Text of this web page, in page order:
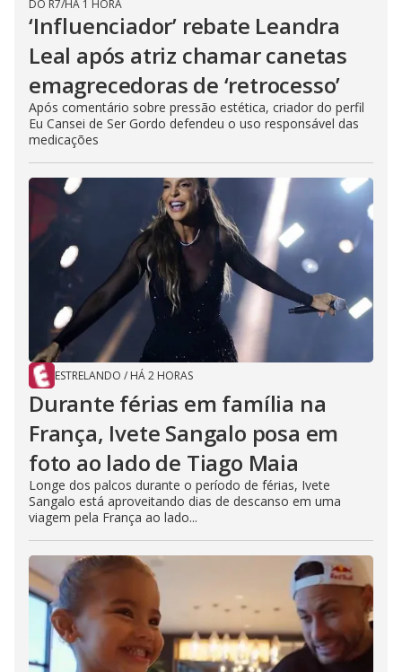
DO R7/HÁ 1 HORA
‘Influenciador’ rebate Leandra
Leal após atriz chamar canetas
emagrecedoras de ‘retrocesso’
Após comentário sobre pressão estética, criador do perfil
Eu Cansei de Ser Gordo defendeu o uso responsável das
medicações
ESTRELANDO / HÁ 2 HORAS
Durante férias em família na
França, Ivete Sangalo posa em
foto ao lado de Tiago Maia
Longe dos palcos durante o período de férias, Ivete
Sangalo está aproveitando dias de descanso em uma
viagem pela França ao lado...